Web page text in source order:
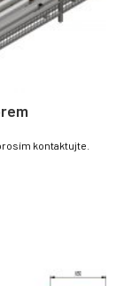
kontaktujte.